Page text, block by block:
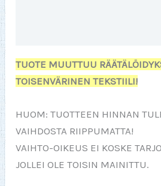
TUOTE MUUTTUU
TOISENVÄRINEN TEKSTIILI!
HUOM: TUOTTEEN HINNAN
VAIHDOSTA RIIPPUMATTA!
VAIHTO-OIKEUS EI KOSKE
JOLLEI OLE TOISIN MAINITTU.